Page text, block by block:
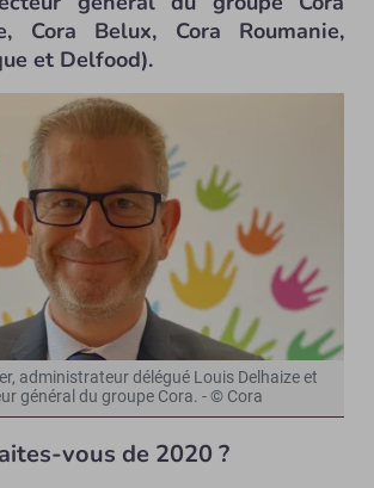
Cora Belux, Cora Roumanie,
et Delfood).
administrateur délégué Louis Delhaize et
général du groupe Cora. - © Cora
vous de 2020 ?